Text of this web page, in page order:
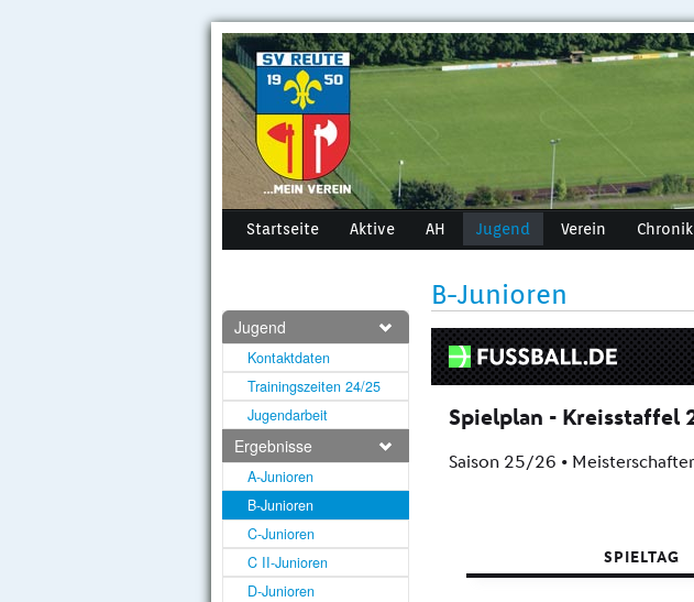
Startseite Aktive AH Jugend Verein Chronik
Jugend
Kontaktdaten
Trainingszeiten 24/25
Jugendarbeit
Ergebnisse
A-Junioren
B-Junioren
C-Junioren
C II-Junioren
D-Junioren
B-Junioren